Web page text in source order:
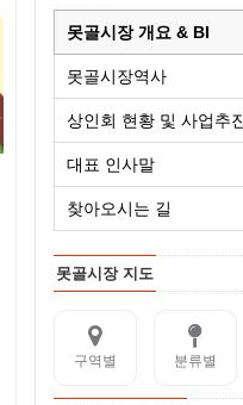
못골시장 개요 & BI
못골시장역사
상인회 현황 및 사업추
대표 인사말
찾아오시는 길
못골시장 지도
구역별 분류별